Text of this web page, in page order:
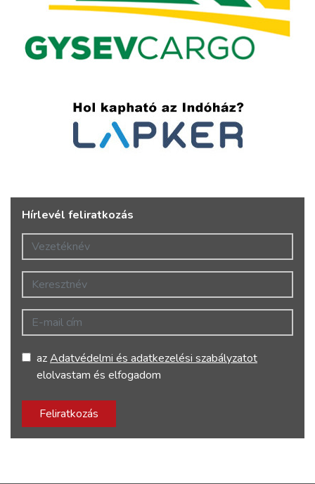
Hírlevél feliratkozás
Vezetéknév
Keresztnév
E-mail cím
azAdatvédelmi és adatkezelési szabályzatot
elolvastam és elfogadom
Feliratkozás